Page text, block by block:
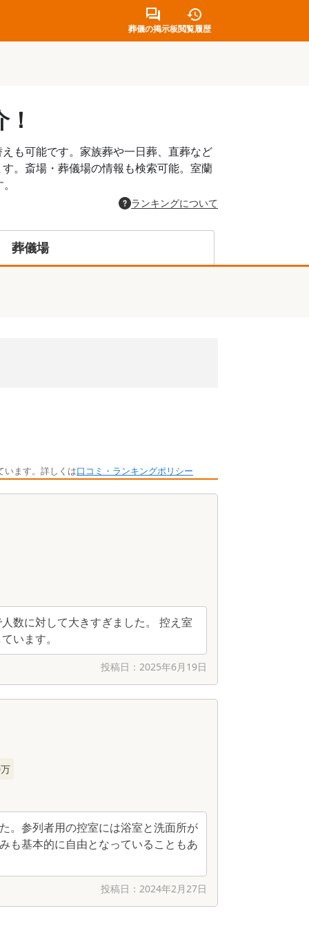
葬儀の掲示板閲覧履歴
も可能です。家族葬や一日葬、直葬など
。斎場・葬儀場の情報も検索可能。室蘭
ランキングについて
葬儀場
います。詳しくは口コミ・ランキングポリシー
数に対して大きすぎました。 控え室
います。
投稿日： 2025年6月19日
。参列者用の控室には浴室と洗面所が
も基本的に自由となっていることもあ
投稿日： 2024年2月27日